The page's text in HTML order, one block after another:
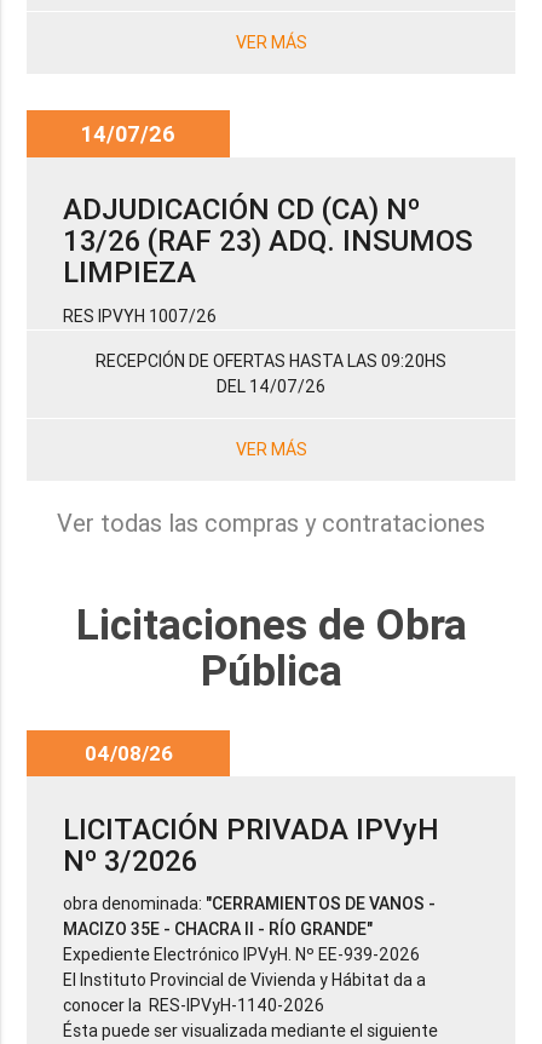
VER MÁS
14/07/26
ADJUDICACIÓN CD (CA) Nº
13/26 (RAF 23) ADQ. INSUMOS
LIMPIEZA
RES IPVYH 1007/26
RECEPCIÓN DE OFERTAS HASTA LAS 09:20HS
DEL 14/07/26
VER MÁS
Ver todas las compras y contrataciones
Licitaciones de Obra
Pública
04/08/26
LICITACIÓN PRIVADA IPVyH
Nº 3/2026
obra denominada: "CERRAMIENTOS DE VANOS -
MACIZO 35E - CHACRA II - RÍO GRANDE"
Expediente Electrónico IPVyH. Nº EE-939-2026
El Instituto Provincial de Vivienda y Hábitat da a
conocer la RES-IPVyH-1140-2026
Ésta puede ser visualizada mediante el siguiente